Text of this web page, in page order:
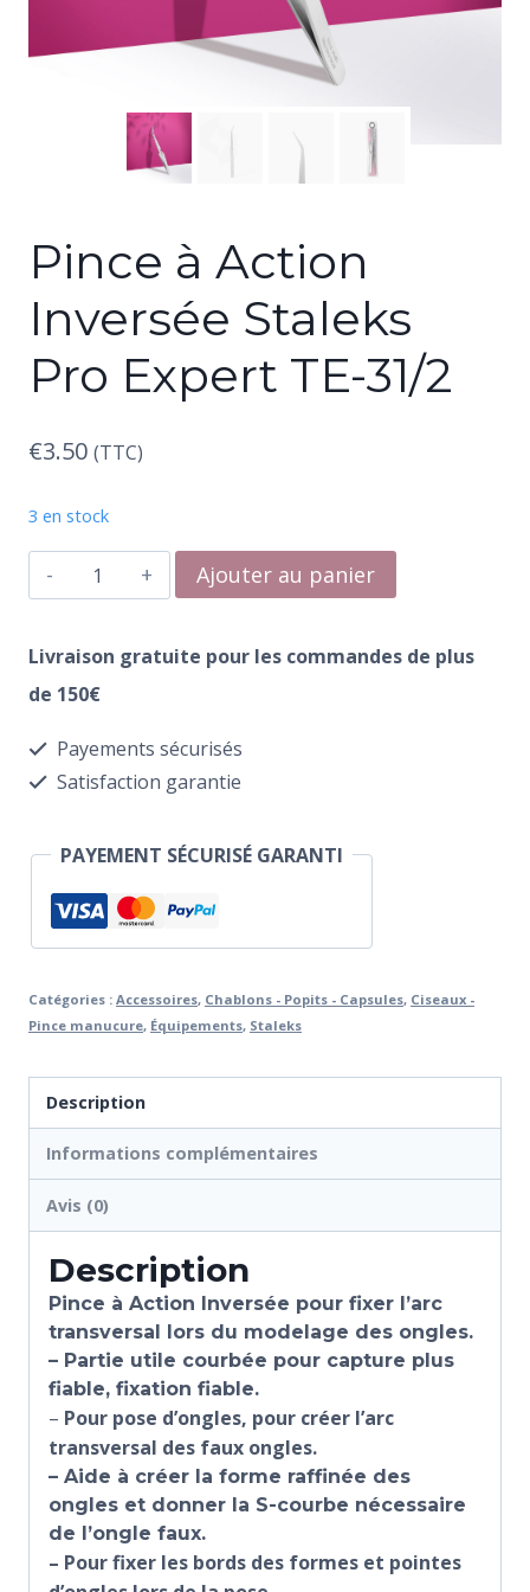
Pince à Action
Inversée Staleks
Pro Expert TE-31/2
€3.50 (TTC)
3 en stock
quantité
de
Pince
à
Inversée
Staleks
TE-
31/2
Ajouter au panier
Livraison gratuite pour les commandes de plus
de 150€
Payements sécurisés
Satisfaction garantie
PAYEMENT SÉCURISÉ GARANTI
Catégories : Accessoires, Chablons - Popits - Capsules, Ciseaux -
Pince manucure, Équipements, Staleks
Description
Informations complémentaires
Avis (0)
Description
Pince à Action Inversée pour fixer l’arc
transversal lors du modelage des ongles.
– Partie utile courbée pour capture plus
fiable, fixation fiable.
– Pour pose d’ongles, pour créer l’arc
transversal des faux ongles.
– Aide à créer la forme raffinée des
ongles et donner la S-courbe nécessaire
de l’ongle faux.
– Pour fixer les bords des formes et pointes